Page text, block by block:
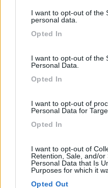
not limited to your visit or
use your data for below
I want to opt-out of the
personal data.
Opted In
I want to opt-out of the
Personal Data.
Opted In
I want to opt-out of
Personal Data for
Opted In
I want to opt-out of
Retention, Sale, and/or
Personal Data that Is
Purposes for which it
Opted Out
Posizione bellissima,
manovrare e piazzole
improponibile, davanti
incluso nel prezzo
2 adulti + cane per un
Purtroppo nel w/e
tanto movimento e
carino, con la
sommato, esperienza
torneremo.